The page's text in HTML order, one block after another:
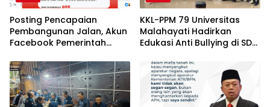
Posting Pencapaian
Pembangunan Jalan, Akun
Facebook Pemerintah
“Dirujak” Warganet
KKL-PPM 79 Universitas
Malahayati Hadirkan
Edukasi Anti Bullying di SD
Metero